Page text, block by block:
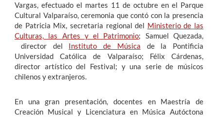
Vargas, efectuado el martes 11 de octubre en el Parque
Cultural Valparaíso, ceremonia que contó con la presencia
de Patricia Mix, secretaria regional del Ministerio de las
Culturas, las Artes y el Patrimonio; Samuel Quezada,
director del Instituto de Música de la Pontificia
Universidad Católica de Valparaíso; Félix Cárdenas,
director artístico del Festival; y una serie de músicos
chilenos y extranjeros.
En una gran presentación, docentes en Maestría de
Creación Musical y Licenciatura en Música Autóctona